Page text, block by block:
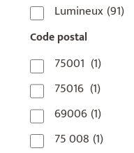
Lumineux(91)
Code postal
75001 (1)
75016 (1)
69006(1)
75 008 (1)